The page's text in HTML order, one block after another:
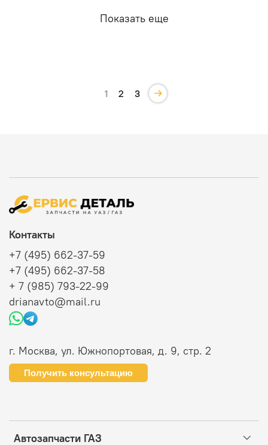
Показать еще
1 2 3
Автозапчасти ГАЗ
Контакты
+7 (495) 662-37-59
+7 (495) 662-37-58
+ 7 (985) 793-22-99
drianavto@mail.ru
г. Москва, ул. Южнопортовая, д. 9, стр. 2
Получить консультацию